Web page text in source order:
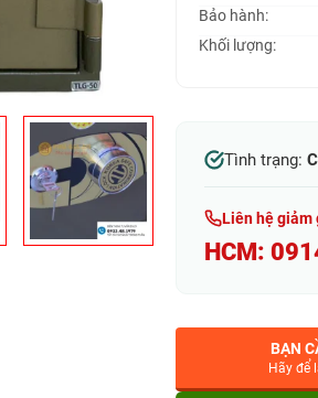
Bảo hành:
Khối lượng:
Tình trạng:
Liên hệ giảm
HCM:
BẠN
Hãy để